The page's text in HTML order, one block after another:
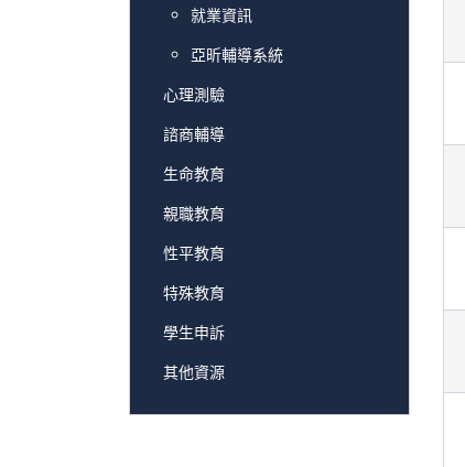
就業資訊
亞昕輔導系統
心理測驗
諮商輔導
生命教育
親職教育
性平教育
特殊教育
學生申訴
其他資源